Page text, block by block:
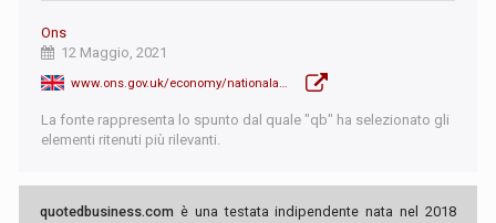
Ons
12 Maggio, 2021
La fonte rappresenta lo spunto dal quale "qb" ha selezionato gli
elementi ritenuti più rilevanti.
quotedbusiness.com è una testata indipendente nata nel 2018